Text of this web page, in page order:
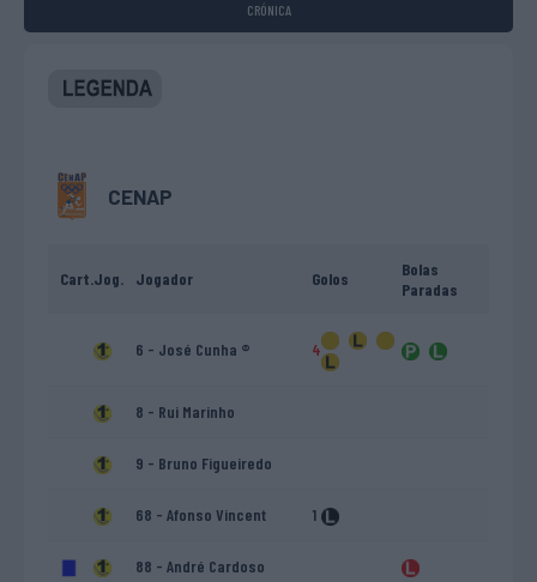
CRÓNICA
CENAP
Cart.Jog. Jogador Golos
Bolas
Paradas
6 - José Cunha ® 4
8 - Rui Marinho
9 - Bruno Figueiredo
68 - Afonso Vincent 1
88 - André Cardoso